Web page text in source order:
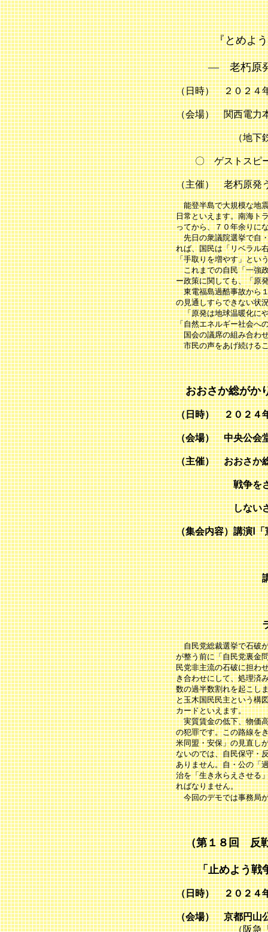
『とめよ
― 老朽原発う
（日時） ２０２
（会場） 関西電力
（地下鉄四つ橋
〇 ゲストスピー
（主催） 老朽原発
能登半島で大規模な地震
日常といえます。南海ト
ってから、７０年余りに
先日の衆議院選挙で自・
れば、国民は「リベラル
「手取りを増やす」とい
これまでの自民「一強政
ー政策に関しても、「原
東電福島過酷事故から１
の見通しすらできない状
「原発は地球温暖化にや
「自然エネルギー社会へ
国会の議席の組み合わせ
市民の声をあげ続けるこ
おおさか総がか
（日時） ２０２４
（会場） 中央公会
（主催）おおさか総
戦争をさせな
しないさせな
（集会内容）講演Ⅰ
清水雅彦さ
講演Ⅱ「“ミソ
小川たま
ライブ 川口
自民党総裁選挙で石破が
が整う前に「自民党裏金
民党非主流の石破に担わ
き合わせにして、処理済
数の過半数割れを起こし
と玉木国民民主という構
カードといえます。
実質賃金の低下、物価高
の犯罪です。この路線を
米同盟・安保」の見直し
ないのでは、自民保守・
ありません。自・公の「
治を「生き永らえさせる
ればなりません。
今回のデモでは事務局が
（第１８回 反
「止めよう戦争
（日時） ２０２４
（会場） 京都円山
（阪急